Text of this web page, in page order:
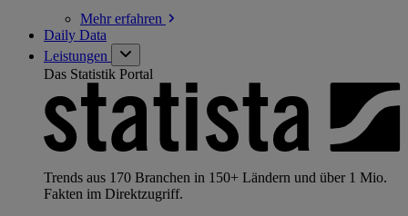
Mehrerfahren
Daily Data
Leistungen
Das Statistik Portal
Trends aus 170 Branchen in 150+ Ländern und über 1 Mio.
Fakten im Direktzugriff.